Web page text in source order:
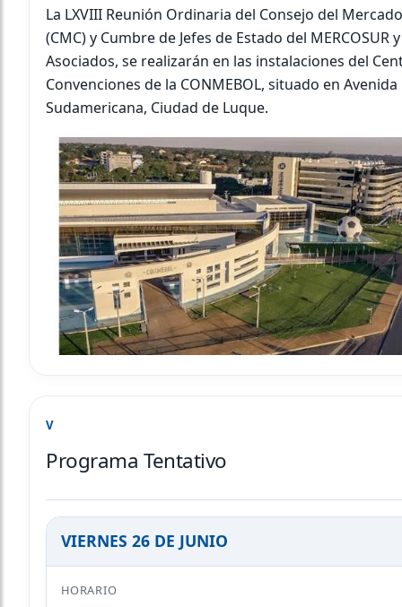
La LXVIII Reunión Ordinaria del Consejo del
(CMC) y Cumbre de Jefes de Estado del MERCOSUR
Asociados, se realizarán en las instalaciones del
Convenciones de la CONMEBOL, situado en Avenida
Sudamericana, Ciudad de Luque.
V
Programa Tentativo
VIERNES 26 DE JUNIO